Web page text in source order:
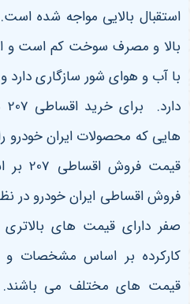
با آب و هوای شور سازگاری دارد
هایی که محصولات ایران خودرو
قیمت
فروش اقساطی ایران خودرو در
صفر دارای قیمت های
کارکرده بر اساس مشخصات
قیمت های مختلف می